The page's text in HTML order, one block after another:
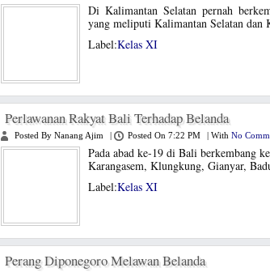
Di Kalimantan Selatan pernah
yang meliputi Kalimantan Selatan dan
Label:Kelas XI
Perlawanan Rakyat Bali Terhadap Belanda
Posted By Nanang Ajim Posted On 7:22 PM With No
Pada abad ke-19 di Bali berkembang
Karangasem, Klungkung, Gianyar,
Label:Kelas XI
Perang Diponegoro Melawan Belanda